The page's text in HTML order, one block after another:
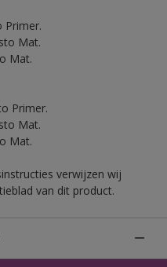
Primer.
Mat.
Mat.
Primer.
Mat.
Mat.
verwijzen wij
van dit product.